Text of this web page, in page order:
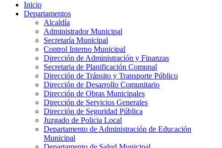
Inicio
Departamentos
Alcaldía
Administrador Municipal
Secretaría Municipal
Control Interno Municipal
Dirección de Administración y Finanzas
Secretaria de Planificación Comunal
Dirección de Tránsito y Transporte Público
Dirección de Desarrollo Comunitario
Dirección de Obras Municipales
Dirección de Servicios Generales
Dirección de Seguridad Pública
Juzgado de Policia Local
Departamento de Administración de Educación
Municipal